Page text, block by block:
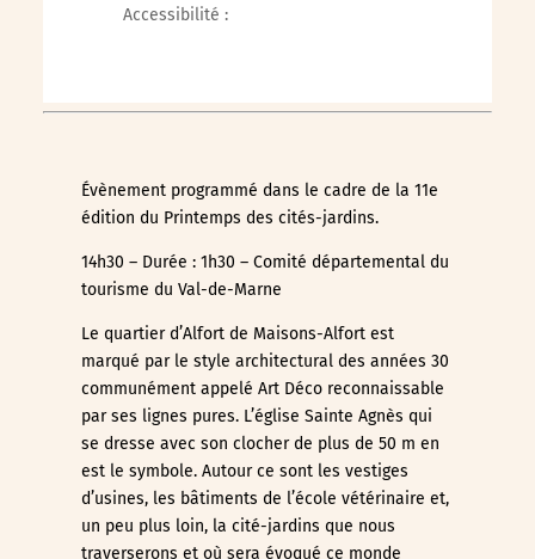
Accessibilité :
Évènement programmé dans le cadre de la 11e
édition du Printemps des cités-jardins.
14h30 – Durée : 1h30 – Comité départemental du
tourisme du Val-de-Marne
Le quartier d’Alfort de Maisons-Alfort est
marqué par le style architectural des années 30
communément appelé Art Déco reconnaissable
par ses lignes pures. L’église Sainte Agnès qui
se dresse avec son clocher de plus de 50 m en
est le symbole. Autour ce sont les vestiges
d’usines, les bâtiments de l’école vétérinaire et,
un peu plus loin, la cité-jardins que nous
traverserons et où sera évoqué ce monde